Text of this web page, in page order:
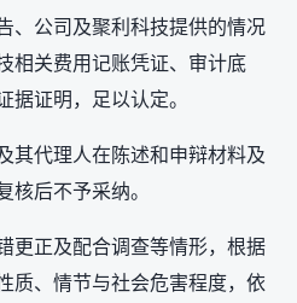
、公司及聚利科技提供的情况
相关费用记账凭证、审计底
据证明，足以认定。
其代理人在陈述和申辩材料及
核后不予采纳。
更正及配合调查等情形，根据
质、情节与社会危害程度，依